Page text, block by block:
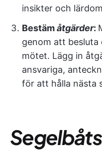
insikter och
Bestämåtgärder:
genom att
mötet. Lägg in
ansvariga,
för att hålla nästa